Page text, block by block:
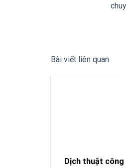
Bài viết liên quan
Dịch thuật